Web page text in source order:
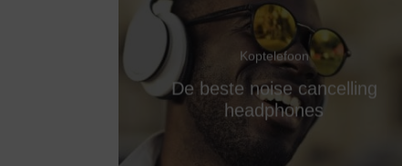
Koptelefoon
De beste noise cancelling
headphones